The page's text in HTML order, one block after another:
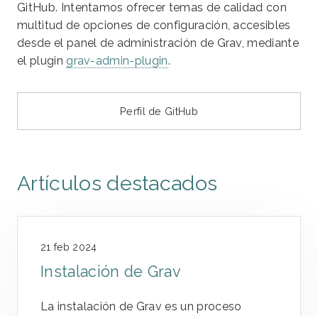
GitHub. Intentamos ofrecer temas de calidad con
multitud de opciones de configuración, accesibles
desde el panel de administración de Grav, mediante
el plugin grav-admin-plugin.
Perfil de GitHub
Artículos destacados
21 feb 2024
Instalación de Grav
La instalación de Grav es un proceso